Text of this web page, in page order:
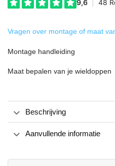
Vragen over montage of maat
Montage handleiding
Maat bepalen van je wieldoppen
Beschrijving
Aanvullende informatie